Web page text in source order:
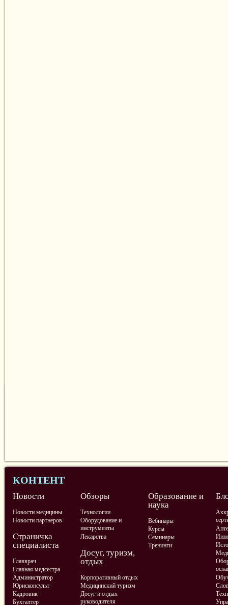
КОНТЕНТ
Новости
Новости медицины
Новости партнеров
Обзоры
Технологии
Оборудование и
инструменты
Лекарства
Образование и
наука
Вебинары
Курсы
Семинары
Тренинги
Страничка
специалиста
Главврач
Главная медсестра
Администратор
Юрисконсульт
Кадровик
Бухгалтер
Досуг, туризм,
отдых
Корпоративный отдых
Медицинский туризм
Досуг и отдых
руководителя